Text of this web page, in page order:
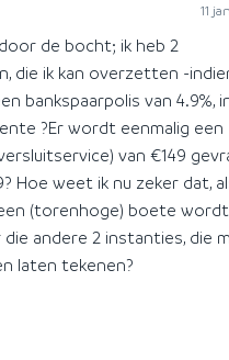
11
de bocht; ik heb 2
die ik kan overzetten -
bankspaarpolis van 4.9%,
?Er wordt eenmalig een
van €149
Hoe weet ik nu zeker dat,
(torenhoge) boete wordt
andere 2 instanties, die
laten tekenen?